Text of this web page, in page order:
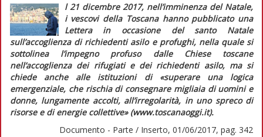
l 21 dicembre 2017, nell’imminenza del Natale,
i vescovi della Toscana hanno pubblicato una
Lettera in occasione del santo Natale
sull’accoglienza di richiedenti asilo e profughi, nella quale si
sottolinea l’impegno profuso dalle Chiese toscane
nell’accoglienza dei rifugiati e dei richiedenti asilo, ma si
chiede anche alle istituzioni di «superare una logica
emergenziale, che rischia di consegnare migliaia di uomini e
donne, lungamente accolti, all’irregolarità, in uno spreco di
risorse e di energie collettive» (www.toscanaoggi.it).
Documento - Parte / Inserto, 01/06/2017, pag. 342